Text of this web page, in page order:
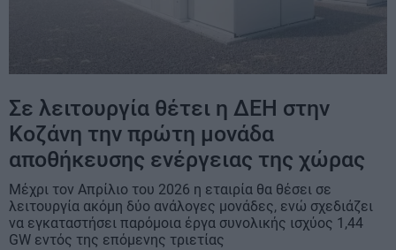
Σε λειτουργία θέτει η ΔΕΗ στην
Κοζάνη την πρώτη μονάδα
αποθήκευσης ενέργειας της χώρας
Μέχρι τον Απρίλιο του 2026 η εταιρία θα θέσει σε
λειτουργία ακόμη δύο ανάλογες μονάδες, ενώ σχεδιάζει
να εγκαταστήσει παρόμοια έργα συνολικής ισχύος 1,44
GW εντός της επόμενης τριετίας